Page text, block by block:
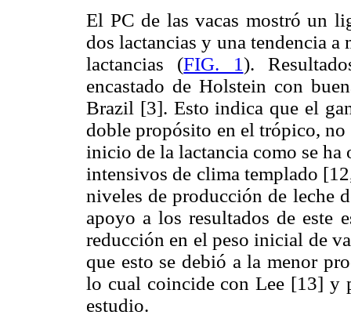
El PC de las vacas mostró un
dos lactancias y una tendencia a
lactancias (FIG. 1).
encastado de Holstein con
Brazil [3]. Esto indica que el
doble propósito en el trópico, no
inicio de la lactancia como se ha
intensivos de clima templado
niveles de producción de leche
apoyo a los resultados de
reducción en el peso inicial de
que esto se debió a la menor
lo cual coincide con Lee [13] y
estudio.